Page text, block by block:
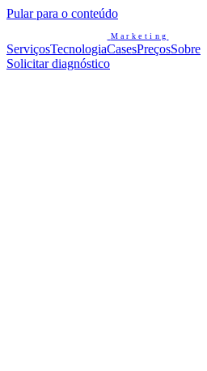
Pular para o conteúdo
Marketing
ServiçosTecnologiaCasesPreçosSobre
Solicitar diagnóstico